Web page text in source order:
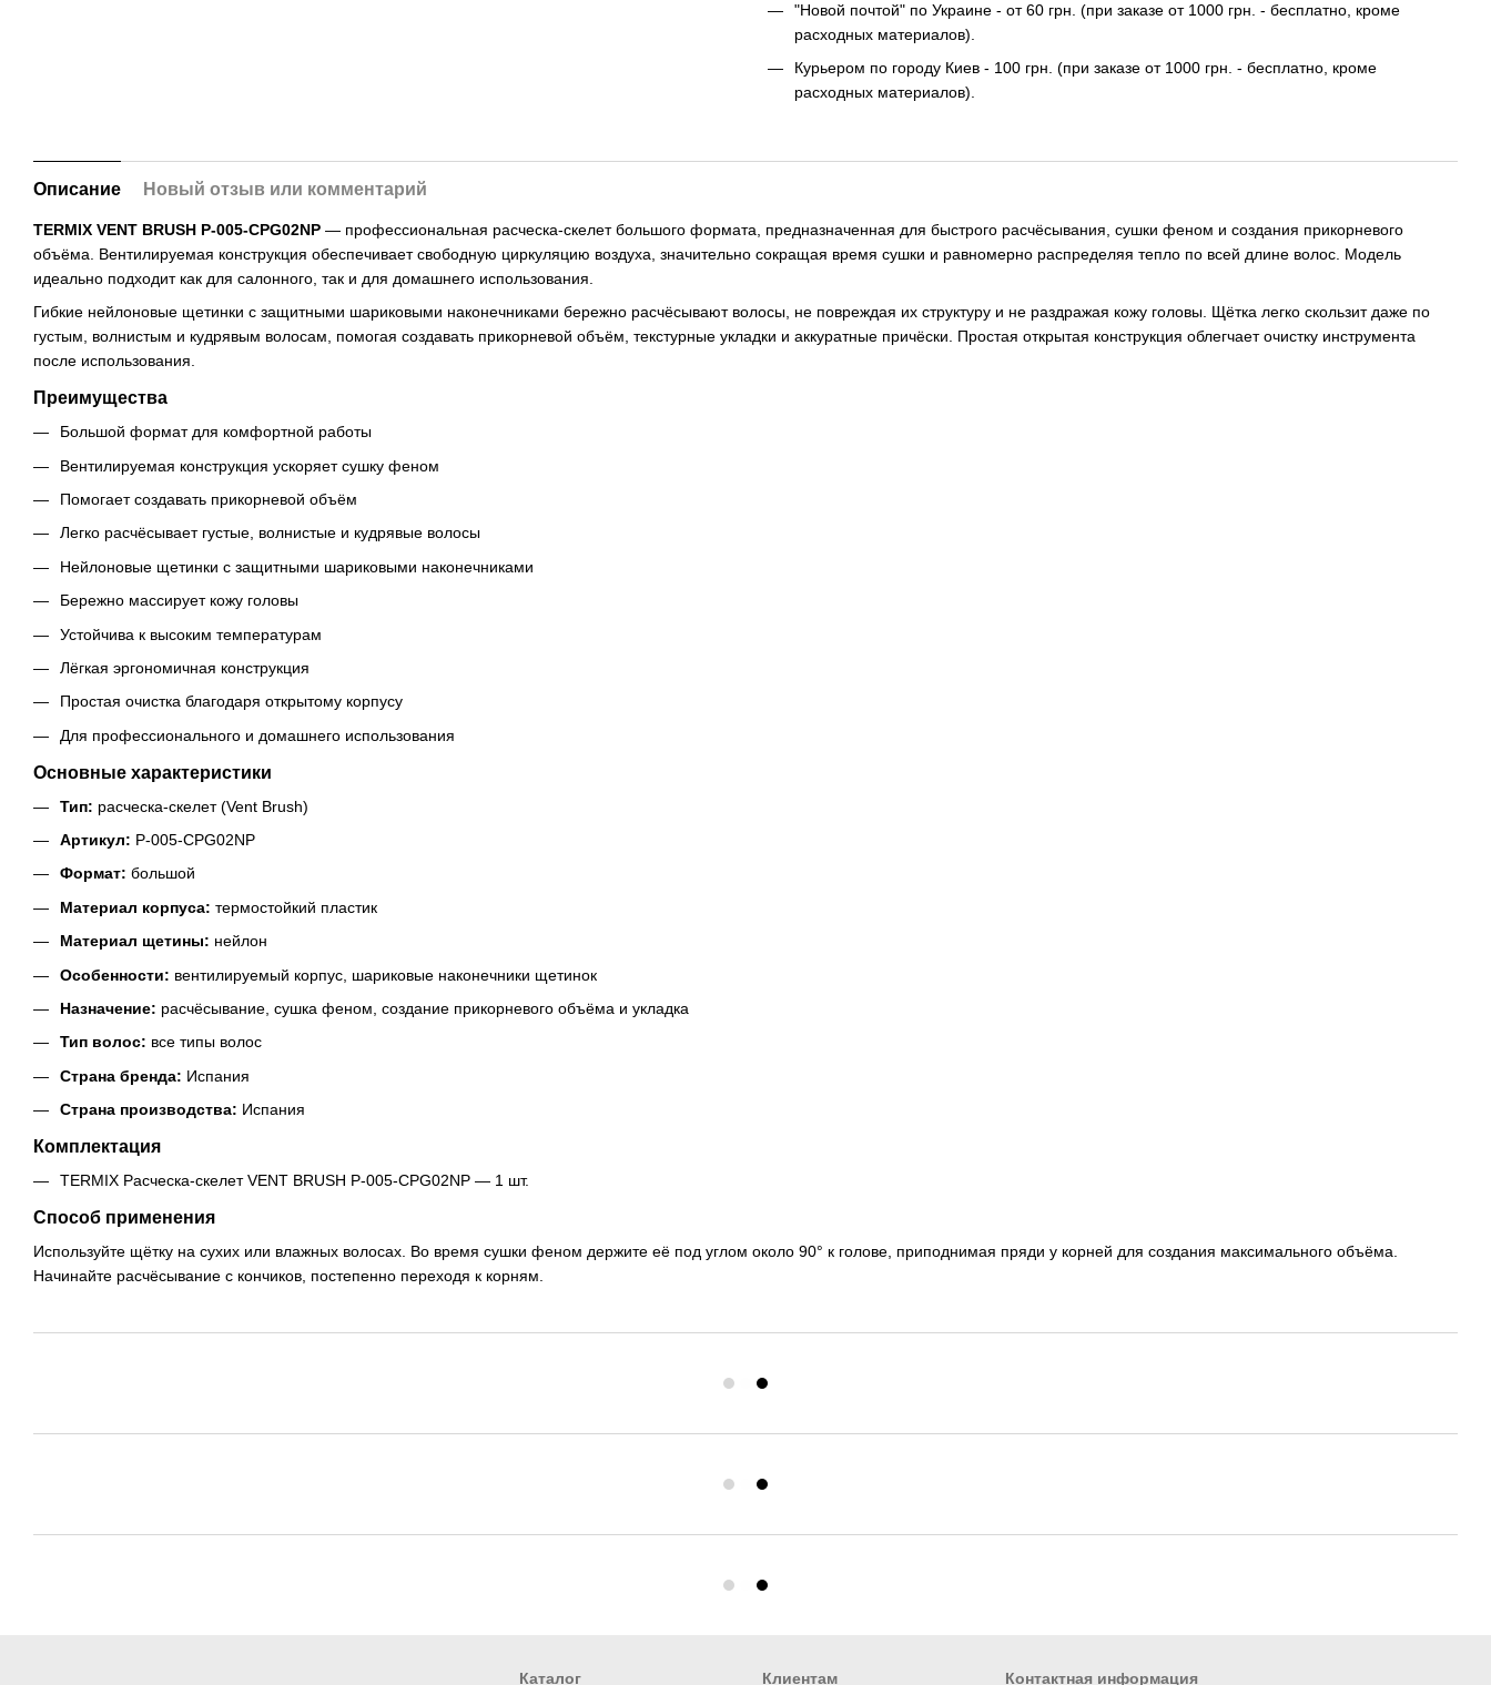
"Новой почтой" по Украине - от 60 грн. (при заказе от 1000 грн. - бесплатно, кроме
расходных материалов).
Курьером по городу Киев - 100 грн. (при заказе от 1000 грн. - бесплатно, кроме
расходных материалов).
Описание Новый отзыв или комментарий
TERMIX VENT BRUSH P-005-CPG02NP — профессиональная расческа-скелет большого формата, предназначенная для быстрого расчёсывания, сушки феном и создания прикорневого
объёма. Вентилируемая конструкция обеспечивает свободную циркуляцию воздуха, значительно сокращая время сушки и равномерно распределяя тепло по всей длине волос. Модель
идеально подходит как для салонного, так и для домашнего использования.
Гибкие нейлоновые щетинки с защитными шариковыми наконечниками бережно расчёсывают волосы, не повреждая их структуру и не раздражая кожу головы. Щётка легко скользит даже по
густым, волнистым и кудрявым волосам, помогая создавать прикорневой объём, текстурные укладки и аккуратные причёски. Простая открытая конструкция облегчает очистку инструмента
после использования.
Преимущества
Большой формат для комфортной работы
Вентилируемая конструкция ускоряет сушку феном
Помогает создавать прикорневой объём
Легко расчёсывает густые, волнистые и кудрявые волосы
Нейлоновые щетинки с защитными шариковыми наконечниками
Бережно массирует кожу головы
Устойчива к высоким температурам
Лёгкая эргономичная конструкция
Простая очистка благодаря открытому корпусу
Для профессионального и домашнего использования
Основные характеристики
Тип: расческа-скелет (Vent Brush)
Артикул: P-005-CPG02NP
Формат: большой
Материал корпуса: термостойкий пластик
Материал щетины: нейлон
Особенности: вентилируемый корпус, шариковые наконечники щетинок
Назначение: расчёсывание, сушка феном, создание прикорневого объёма и укладка
Тип волос: все типы волос
Страна бренда: Испания
Страна производства: Испания
Комплектация
TERMIX Расческа-скелет VENT BRUSH P-005-CPG02NP — 1 шт.
Способ применения
Используйте щётку на сухих или влажных волосах. Во время сушки феном держите её под углом около 90° к голове, приподнимая пряди у корней для создания максимального объёма.
Начинайте расчёсывание с кончиков, постепенно переходя к корням.
Каталог Клиентам Контактная информация